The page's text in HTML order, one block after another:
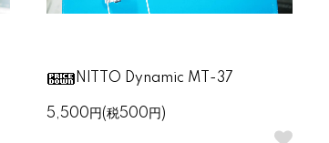
NITTO Dynamic MT-37
5,500円(税500円)